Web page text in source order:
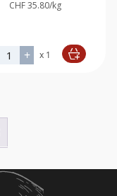
Canada
CHF 35.80/kg
de Côte de
+ x 1
Alternative: